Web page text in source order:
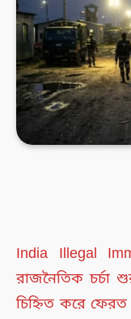
India Illegal
রাজনৈতিক চর্চা
চিহ্নিত করে ফেরত